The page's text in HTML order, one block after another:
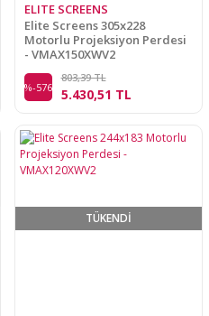
ELITE SCREENS
Elite Screens 305x228
Motorlu Projeksiyon Perdesi
- VMAX150XWV2
%-576
803,39 TL
5.430,51 TL
TÜKENDİ